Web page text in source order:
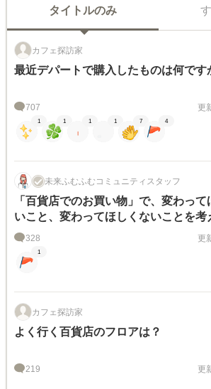
タイトルのみ
カフェ探訪家
最近デパートで購入したものは何です
707 更
1 1 1 1 7 4
未来ふむふむコミュニティスタッフ
「百貨店でのお買い物」で、変わって
いこと、変わってほしくないことを考
う！
328 更
1
カフェ探訪家
よく行く百貨店のフロアは？
219 更